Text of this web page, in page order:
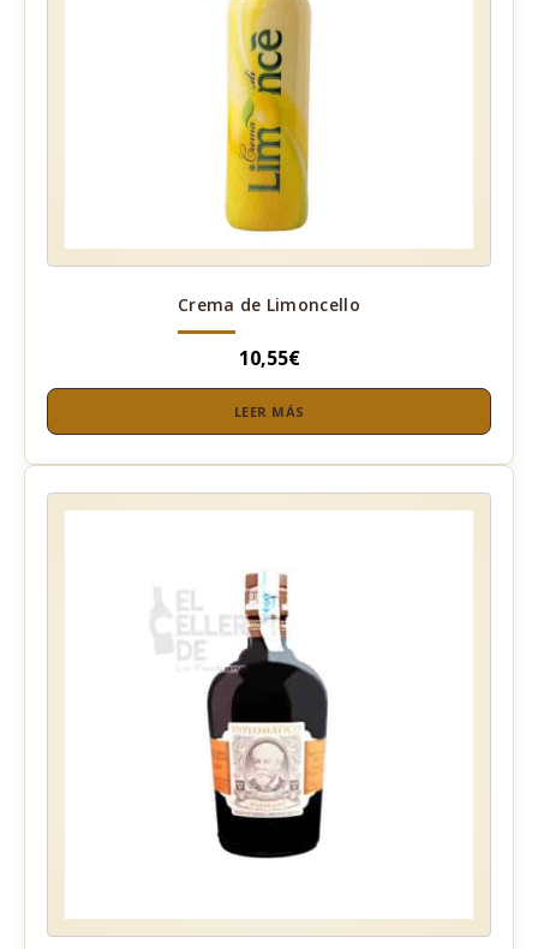
Crema de Limoncello
10,55€
LEER MÁS